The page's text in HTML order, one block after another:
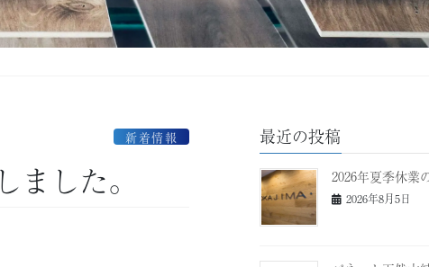
新着情報
した。
最近の投稿
2026年夏季休業
2026年8月5日